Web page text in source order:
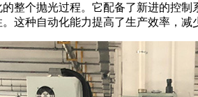
整个抛光过程。它配备了新进的控
这种自动化能力提高了生产效率，减